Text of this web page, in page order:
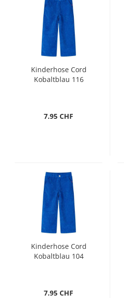
Kinderhose Cord
Kobaltblau 116
7.95 CHF
Kinderhose Cord
Kobaltblau 104
7.95 CHF